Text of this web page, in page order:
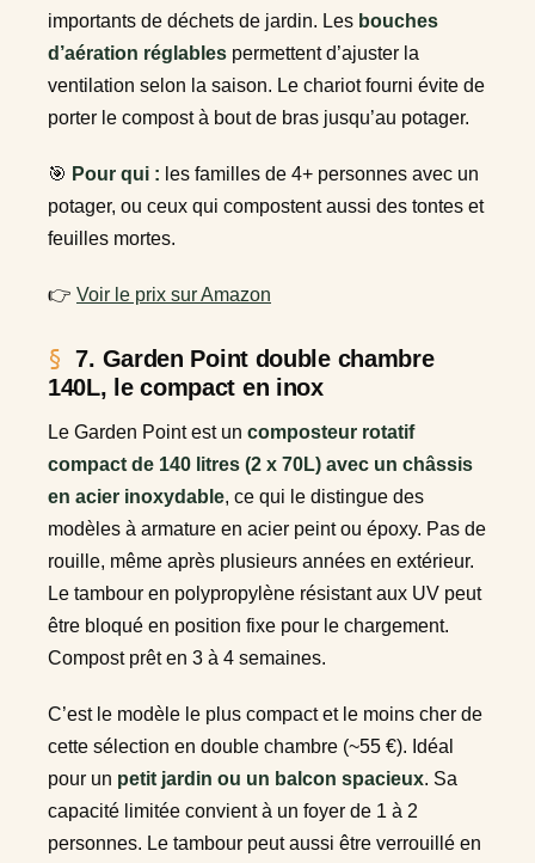
importants de déchets de jardin. Les bouches
d’aération réglables permettent d’ajuster la
ventilation selon la saison. Le chariot fourni évite de
porter le compost à bout de bras jusqu’au potager.
🎯 Pour qui : les familles de 4+ personnes avec un
potager, ou ceux qui compostent aussi des tontes et
feuilles mortes.
👉 Voir le prix sur Amazon
7. Garden Point double chambre
140L, le compact en inox
Le Garden Point est un composteur rotatif
compact de 140 litres (2 x 70L) avec un châssis
en acier inoxydable, ce qui le distingue des
modèles à armature en acier peint ou époxy. Pas de
rouille, même après plusieurs années en extérieur.
Le tambour en polypropylène résistant aux UV peut
être bloqué en position fixe pour le chargement.
Compost prêt en 3 à 4 semaines.
C’est le modèle le plus compact et le moins cher de
cette sélection en double chambre (~55 €). Idéal
pour un petit jardin ou un balcon spacieux. Sa
capacité limitée convient à un foyer de 1 à 2
personnes. Le tambour peut aussi être verrouillé en